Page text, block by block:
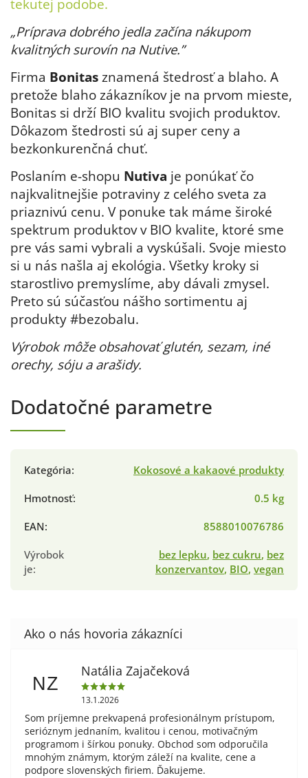
tekutej podobe.
„Príprava dobrého jedla začína nákupom
kvalitných surovín na Nutive.”
Firma Bonitas znamená štedrosť a blaho. A
pretože blaho zákazníkov je na prvom mieste,
Bonitas si drží BIO kvalitu svojich produktov.
Dôkazom štedrosti sú aj super ceny a
bezkonkurenčná chuť.
Poslaním e-shopu Nutiva je ponúkať čo
najkvalitnejšie potraviny z celého sveta za
priaznivú cenu. V ponuke tak máme široké
spektrum produktov v BIO kvalite, ktoré sme
pre vás sami vybrali a vyskúšali. Svoje miesto
si u nás našla aj ekológia. Všetky kroky si
starostlivo premyslíme, aby dávali zmysel.
Preto sú súčasťou nášho sortimentu aj
produkty #bezobalu.
Výrobok môže obsahovať glutén, sezam, iné
orechy, sóju a arašidy.
Dodatočné parametre
Kategória:
Kokosové a kakaové produkty
Hmotnosť:
0.5 kg
EAN:
8588010076786
Výrobok
je:
bez lepku, bez cukru, bez
konzervantov, BIO, vegan
NZ
Natália Zajačeková
13.1.2026
Som príjemne prekvapená profesionálnym prístupom,
serióznym jednaním, kvalitou i cenou, motivačným
programom i šírkou ponuky. Obchod som odporučila
mnohým známym, ktorým záleží na kvalite, cene a
podpore slovenských firiem. Ďakujeme.